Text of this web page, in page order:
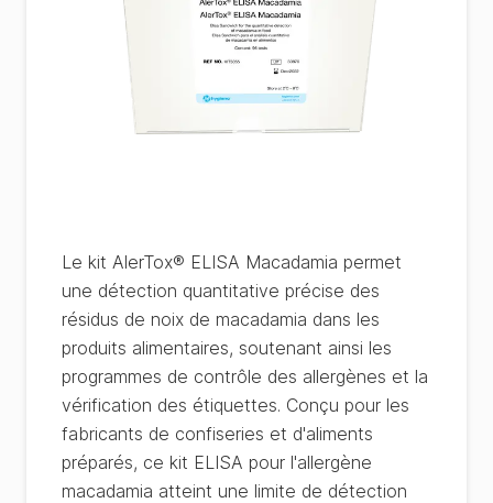
Le kit AlerTox® ELISA Macadamia permet
une détection quantitative précise des
résidus de noix de macadamia dans les
produits alimentaires, soutenant ainsi les
programmes de contrôle des allergènes et la
vérification des étiquettes. Conçu pour les
fabricants de confiseries et d'aliments
préparés, ce kit ELISA pour l'allergène
macadamia atteint une limite de détection